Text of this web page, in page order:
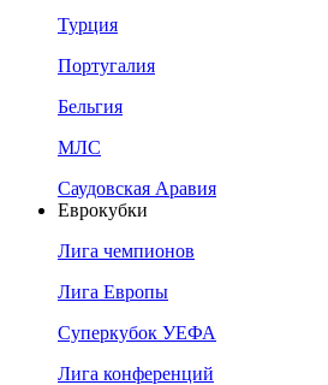
Турция
Португалия
Бельгия
МЛС
Саудовская Аравия
Еврокубки
Лига чемпионов
Лига Европы
Суперкубок УЕФА
Лига конференций